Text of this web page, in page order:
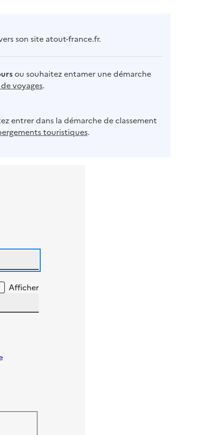
son site atout-france.fr.
ou souhaitez entamer une démarche
voyages.
entrer dans la démarche de classement
touristiques.
Afficher